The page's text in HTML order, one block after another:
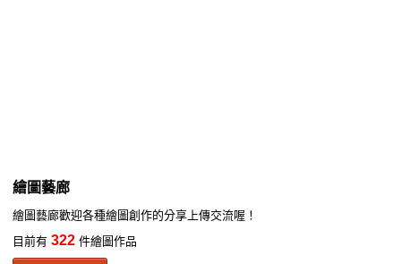
攤位轉讓區
會員功能選單
繪圖藝廊
繪圖藝廊歡迎各種繪圖創作的分享上傳交流喔！
目前有322 件繪圖作品